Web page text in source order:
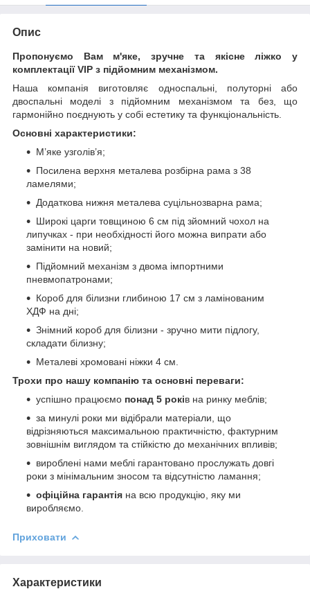
Опис
Пропонуємо Вам м'яке, зручне та якiсне ліжко у
комплектації VIP з підйомним механізмом.
Наша компанія виготовляє односпальні, полуторні або
двоспальні моделі з підйомним механізмом та без, що
гармонійно поєднують у собі естетику та функціональність.
Основні характеристики:
М’яке узголів’я;
Посилена верхня металева розбірна рама з 38
ламелями;
Додаткова нижня металева суцільнозварна рама;
Широкі царги товщиною 6 см під зйомний чохол на
липучках - при необхідності його можна випрати або
замінити на новий;
Підйомний механізм з двома імпортними
пневмопатронами;
Короб для білизни глибиною 17 см з ламінованим
ХДФ на дні;
Знімний короб для білизни - зручно мити підлогу,
складати білизну;
Металеві хромовані ніжки 4 см.
Трохи про нашу компанію та основні переваги:
успішно працюємо понад 5 років на ринку меблів;
за минулі роки ми відібрали матеріали, що
відрізняються максимальною практичністю, фактурним
зовнішнім виглядом та стійкістю до механічних впливів;
вироблені нами меблі гарантовано прослужать довгі
роки з мінімальним зносом та відсутністю ламання;
офіційна гарантія на всю продукцію, яку ми
виробляємо.
Приховати
Характеристики